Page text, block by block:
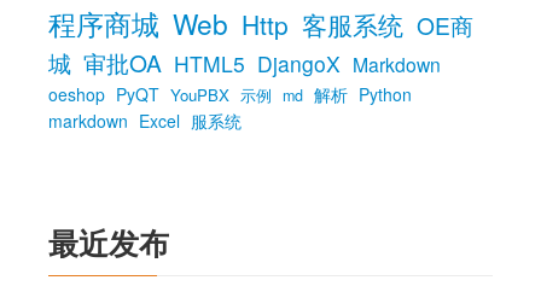
程序商城 Web Http 客服系统 OE商
城 审批OA HTML5 DjangoX Markdown
oeshop PyQT YouPBX 示例 md 解析 Python
markdown Excel 服系统
最近发布